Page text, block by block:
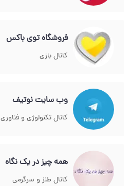
فروشگاه توی باکس
کانال بازی
وب سایت نوتیف
کانال تکنولوژی و فناوری
همه چیز در یک نگاه
کانال طنز و سرگرمی